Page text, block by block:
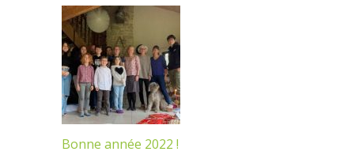
Bonne année 2022 !